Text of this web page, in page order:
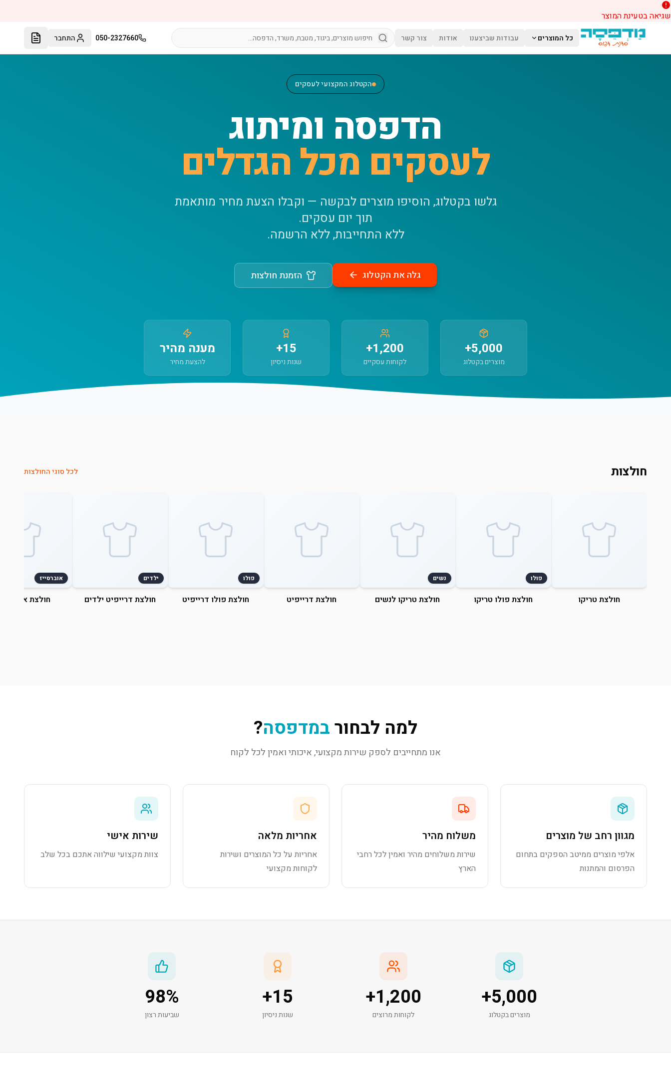
שגיאה בטעינת המוצר
דלג לתוכן הראשי
כל המוצרים עבודות שביצענו אודות צור קשר 050-2327660 התחבר
הקטלוג המקצועי לעסקים
הדפסה ומיתוג
לעסקים מכל הגדלים
גלשו בקטלוג, הוסיפו מוצרים לבקשה — וקבלו הצעת מחיר מותאמת
תוך יום עסקים.
ללא התחייבות, ללא הרשמה.
גלה את הקטלוג הזמנת חולצות
5,000+
מוצרים בקטלוג
1,200+
לקוחות עסקיים
15+
שנות ניסיון
מענה מהיר
להצעת מחיר
חולצות לכל סוגי החולצות
חולצת טריקו
פולו
חולצת פולו טריקו
נשים
חולצת טריקו לנשים חולצת דרייפיט
פולו
חולצת פולו דרייפיט
ילדים
חולצת דרייפיט ילדים
אוברסייז
חולצת
למה לבחורבמדפסה?
אנו מתחייבים לספק שירות מקצועי, איכותי ואמין לכל לקוח
מגוון רחב של מוצרים
אלפי מוצרים ממיטב הספקים בתחום
הפרסום והמתנות
משלוח מהיר
שירות משלוחים מהיר ואמין לכל רחבי
הארץ
אחריות מלאה
אחריות על כל המוצרים ושירות
לקוחות מקצועי
שירות אישי
צוות מקצועי שילווה אתכם בכל שלב
5,000
+
מוצרים בקטלוג
1,200
+
לקוחות מרוצים
15
+
שנות ניסיון
98%
שביעות רצון